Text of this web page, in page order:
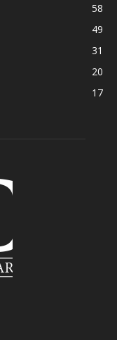
58
49
31
20
17